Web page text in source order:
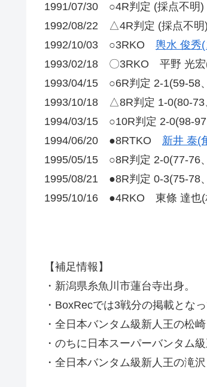
1991/07/30 ○4R判定 (採点不明
1992/08/22 △4R判定 (採点不
1992/10/03 ○3RKO 輿水 俊秀
1993/02/18 〇3RKO 平野 光宏
1993/04/15 ○6R判定 2-1(59-58
1993/10/18 △8R判定 1-0(80-
1994/03/15 ○10R判定 2-0(98-
1994/06/20 ●8RTKO 新井 泰(
1995/05/15 ○8R判定 2-0(77-76
1995/08/21 ●8R判定 0-3(75-78
1995/10/16 ●4RKO 東條 達也(
【補足情報】
・新潟県糸魚川市蓮台寺出身。
・BoxRecでは3戦分の掲載とな
・全日本バンタム級新人王の松
・のちに日本スーパーバンタム
・全日本バンタム級新人王の滝